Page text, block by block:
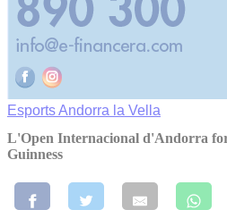
EsportsAndorra la Vella
L'Open Internacional d'Andorra
Guinness